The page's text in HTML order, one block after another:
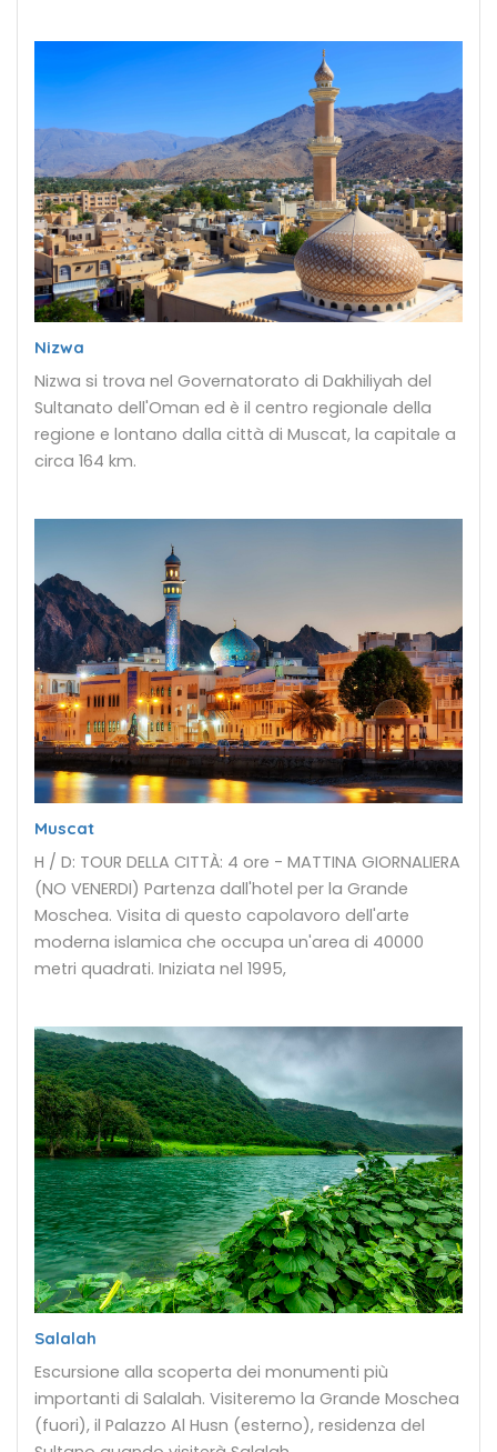
Nizwa
Nizwa si trova nel Governatorato di Dakhiliyah del
Sultanato dell'Oman ed è il centro regionale della
regione e lontano dalla città di Muscat, la capitale a
circa 164 km.
Muscat
H / D: TOUR DELLA CITTÀ: 4 ore - MATTINA GIORNALIERA
(NO VENERDI) Partenza dall'hotel per la Grande
Moschea. Visita di questo capolavoro dell'arte
moderna islamica che occupa un'area di 40000
metri quadrati. Iniziata nel 1995,
Salalah
Escursione alla scoperta dei monumenti più
importanti di Salalah. Visiteremo la Grande Moschea
(fuori), il Palazzo Al Husn (esterno), residenza del